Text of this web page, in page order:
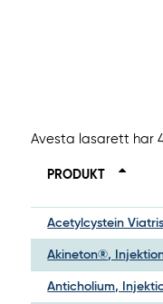
Avesta lasarett har
PRODUKT
Acetylcystein
Akineton®,
Anticholium,